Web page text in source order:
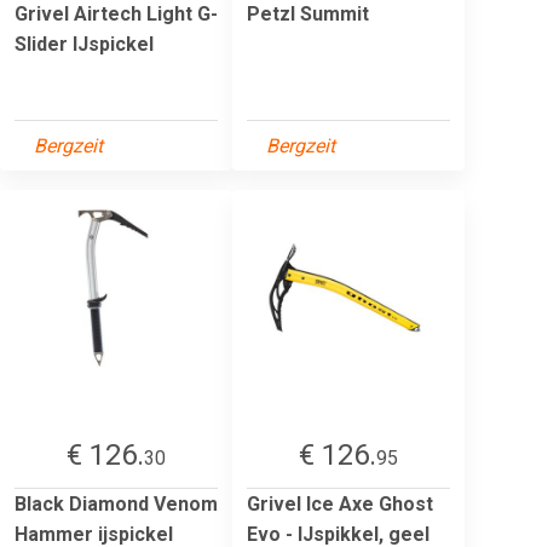
Grivel Airtech Light G-
Slider IJspickel
Bergzeit
Petzl Summit
Bergzeit
€ 126.30
Black Diamond Venom
Hammer ijspickel
€ 126.95
Grivel Ice Axe Ghost
Evo - IJspikkel, geel